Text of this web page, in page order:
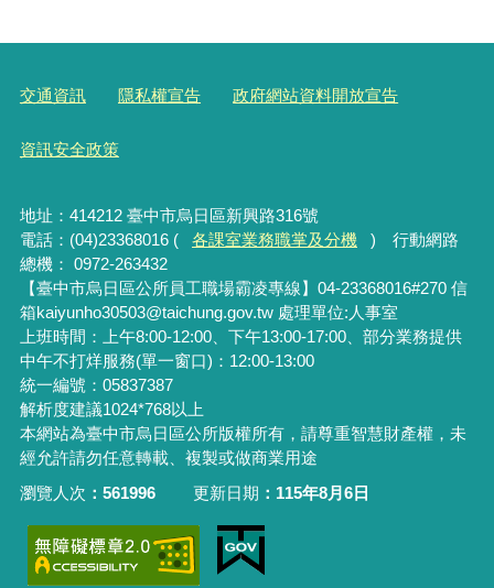
交通資訊 隱私權宣告 政府網站資料開放宣告
資訊安全政策
地址：414212 臺中市烏日區新興路316號
電話：(04)23368016 (
各課室業務職掌及分機
) 行動網路
總機： 0972-263432
【臺中市烏日區公所員工職場霸凌專線】04-23368016#270 信
箱kaiyunho30503@taichung.gov.tw 處理單位:人事室
上班時間：上午8:00-12:00、下午13:00-17:00、部分業務提供
中午不打烊服務(單一窗口)：12:00-13:00
統一編號：05837387
解析度建議1024*768以上
本網站為臺中市烏日區公所版權所有，請尊重智慧財產權，未
經允許請勿任意轉載、複製或做商業用途
瀏覽人次
561996 更新日期 115年8月6日